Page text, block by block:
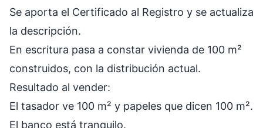
Se aporta el Certificado al Registro y se actualiza
la descripción.
En escritura pasa a constar vivienda de 100 m²
construidos, con la distribución actual.
Resultado al vender:
El tasador ve 100 m² y papeles que dicen 100 m².
El banco está tranquilo.